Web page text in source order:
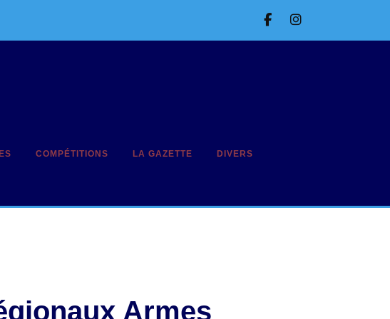
Facebook
COMPÉTITIONS LA GAZETTE DIVERS
Armes